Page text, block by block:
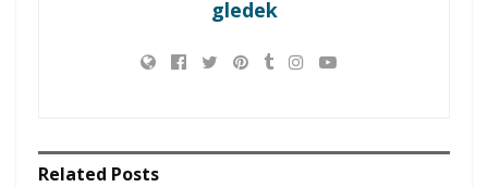
gledek
Related Posts